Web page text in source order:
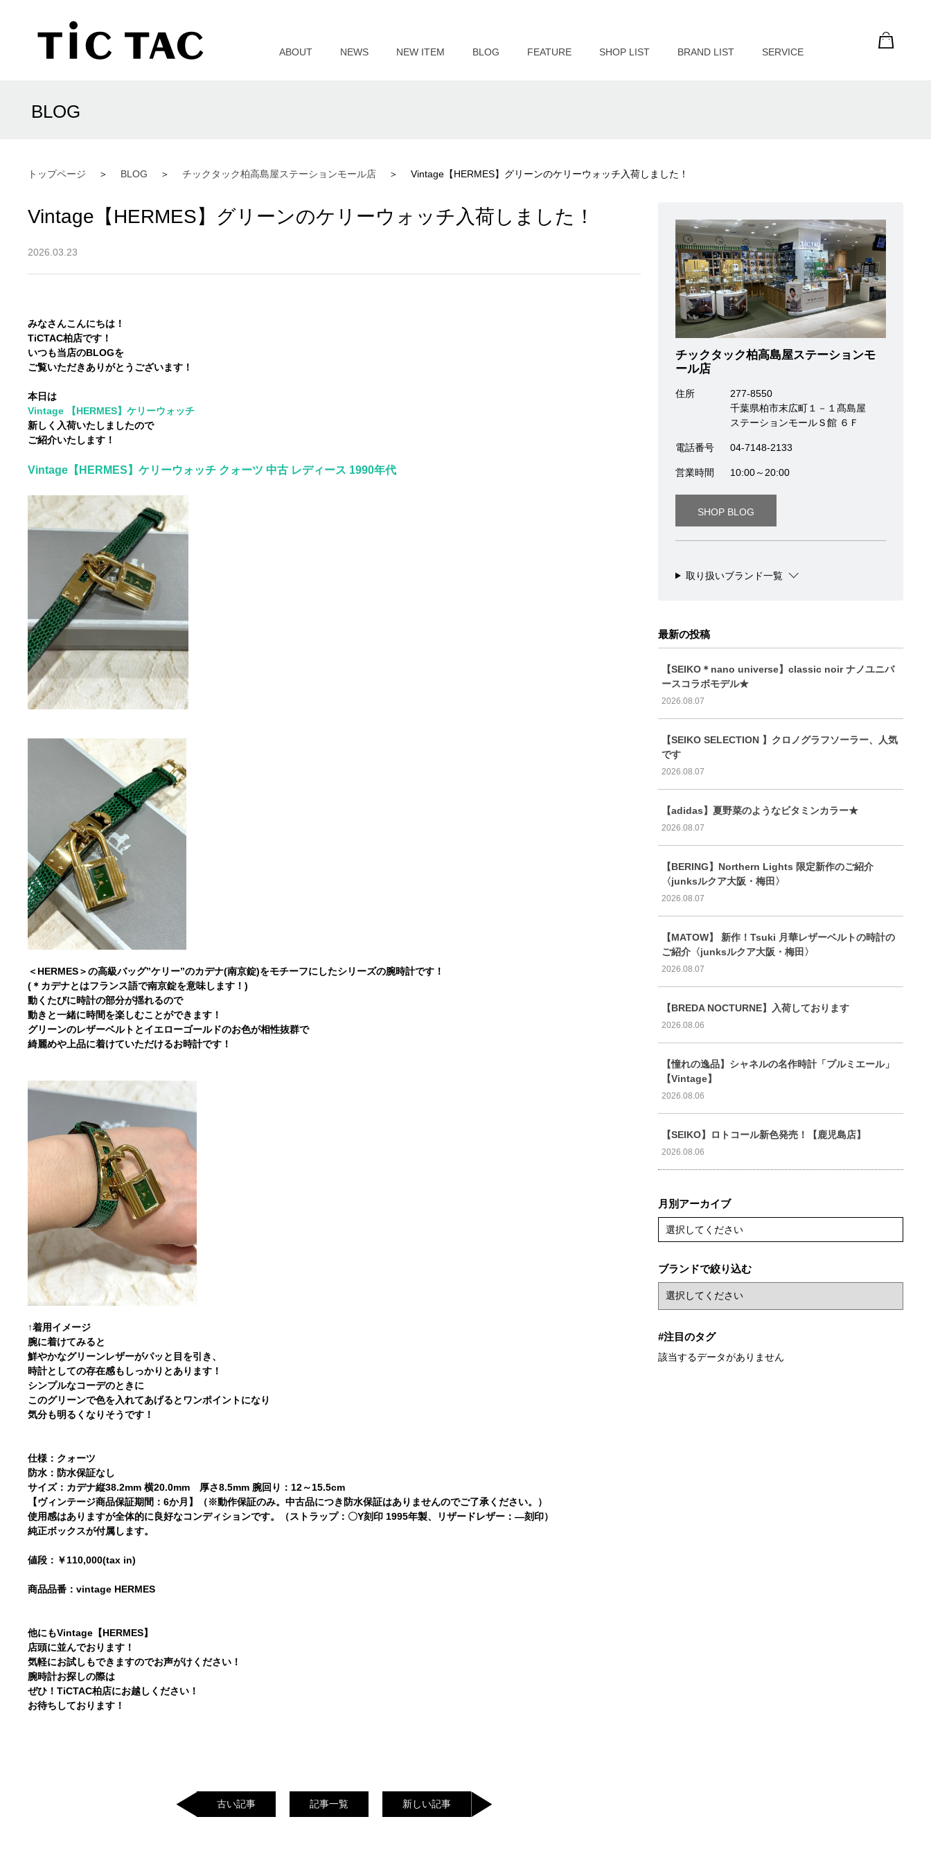
ABOUT NEWS NEW ITEM BLOG FEATURE SHOP LIST BRAND LIST SERVICE
トップページ BLOG チックタック柏高島屋ステーションモール店 Vintage【HERMES】グリーンのケリーウォッチ入荷しました！
BLOG
Vintage【HERMES】グリーンのケリーウォッチ入荷しました！
2026.03.23
みなさんこんにちは！
TiCTAC柏店です！
いつも当店のBLOGを
ご覧いただきありがとうございます！
本日は
Vintage 【HERMES】ケリーウォッチ
新しく入荷いたしましたので
ご紹介いたします！
Vintage【HERMES】ケリーウォッチ クォーツ 中古 レディース 1990年代
＜HERMES＞の高級バッグ”ケリー”のカデナ(南京錠)をモチーフにしたシリーズの腕時計です！
(＊カデナとはフランス語で南京錠を意味します！)
動くたびに時計の部分が揺れるので
動きと一緒に時間を楽しむことができます！
グリーンのレザーベルトとイエローゴールドのお色が相性抜群で
綺麗めや上品に着けていただけるお時計です！
↑着用イメージ
腕に着けてみると
鮮やかなグリーンレザーがパッと目を引き、
時計としての存在感もしっかりとあります！
シンプルなコーデのときに
このグリーンで色を入れてあげるとワンポイントになり
気分も明るくなりそうです！
仕様：クォーツ
防水：防水保証なし
サイズ：カデナ縦38.2mm 横20.0mm 厚さ8.5mm 腕回り：12～15.5cm
【ヴィンテージ商品保証期間：6か月】（※動作保証のみ。中古品につき防水保証はありませんのでご了承ください。）
使用感はありますが全体的に良好なコンディションです。（ストラップ：〇Y刻印 1995年製、リザードレザー：―刻印）
純正ボックスが付属します。
値段：￥110,000(tax in)
商品品番：vintage HERMES
他にもVintage【HERMES】
店頭に並んでおります！
気軽にお試しもできますのでお声がけください！
腕時計お探しの際は
ぜひ！TiCTAC柏店にお越しください！
お待ちしております！
古い記事 記事一覧 新しい記事
チックタック柏高島屋ステーションモ
ール店
住所
277-8550
千葉県柏市末広町１－１髙島屋
ステーションモールＳ館 ６Ｆ
電話番号 04-7148-2133
営業時間 10:00～20:00
SHOP BLOG
取り扱いブランド一覧
最新の投稿
【SEIKO＊nano universe】classic noir ナノユニバ
ースコラボモデル★
2026.08.07
【SEIKO SELECTION 】クロノグラフソーラー、人気
です
2026.08.07
【adidas】夏野菜のようなビタミンカラー★
2026.08.07
【BERING】Northern Lights 限定新作のご紹介
〈junksルクア大阪・梅田〉
2026.08.07
【MATOW】 新作！Tsuki 月華レザーベルトの時計の
ご紹介〈junksルクア大阪・梅田〉
2026.08.07
【BREDA NOCTURNE】入荷しております
2026.08.06
【憧れの逸品】シャネルの名作時計「プルミエール」
【Vintage】
2026.08.06
【SEIKO】ロトコール新色発売！【鹿児島店】
2026.08.06
月別アーカイブ
選択してください
ブランドで絞り込む
#注目のタグ
該当するデータがありません